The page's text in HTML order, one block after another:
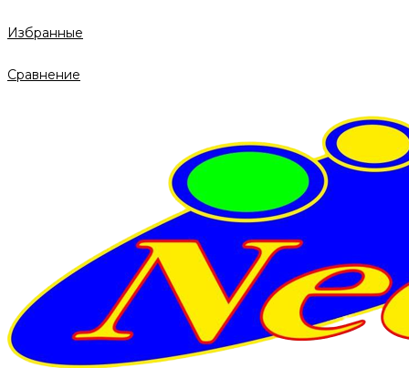
Избранные
Сравнение